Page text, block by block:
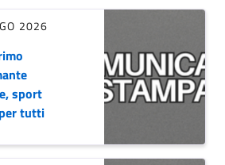
2026
sport
tutti